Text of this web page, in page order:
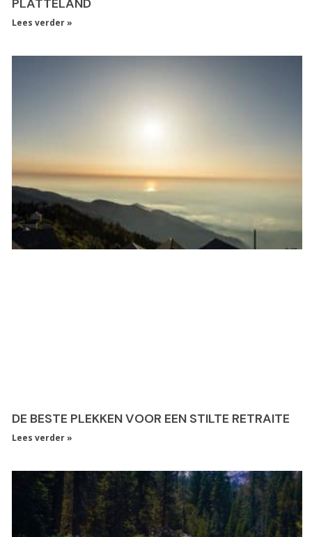
PLATTELAND
Lees verder »
DE BESTE PLEKKEN VOOR EEN STILTE RETRAITE
Lees verder »